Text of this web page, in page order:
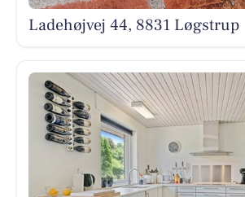
Ladehøjvej 44, 8831 Løgstrup